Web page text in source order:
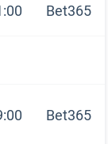
Bet365
Bet365